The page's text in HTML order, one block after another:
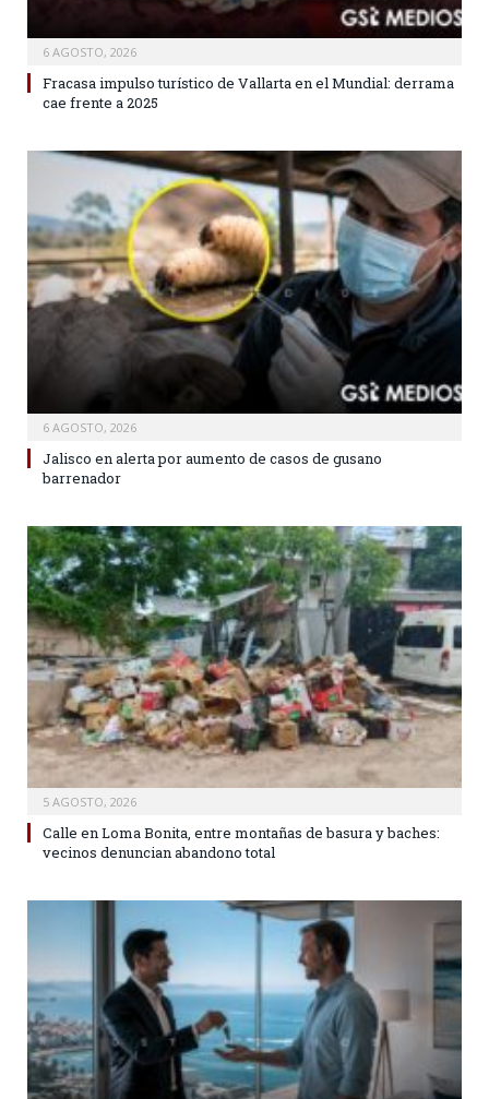
6 AGOSTO, 2026
Fracasa impulso turístico de Vallarta en el Mundial: derrama
cae frente a 2025
6 AGOSTO, 2026
Jalisco en alerta por aumento de casos de gusano
barrenador
5 AGOSTO, 2026
Calle en Loma Bonita, entre montañas de basura y baches:
vecinos denuncian abandono total